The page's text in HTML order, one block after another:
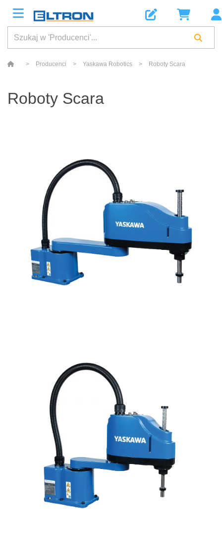
> Producenci > Yaskawa Robotics > Roboty Scara
Roboty Scara